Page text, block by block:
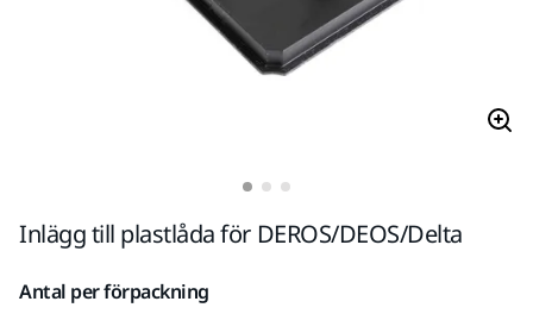
Inlägg till plastlåda för DEROS/DEOS/Delta
Antal per förpackning